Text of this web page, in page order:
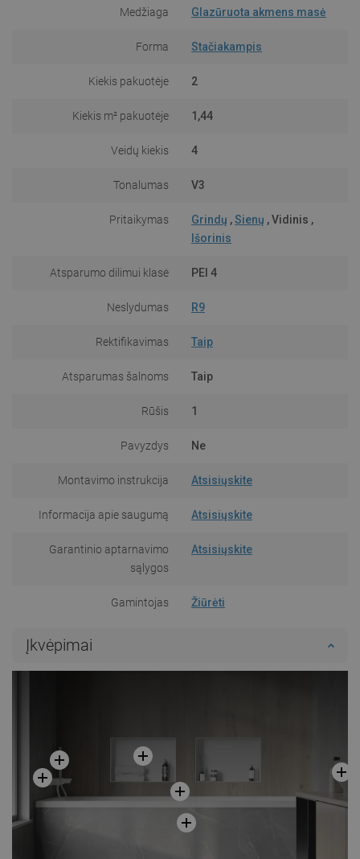
Medžiaga Glazūruota akmens masė
Forma Stačiakampis
Kiekis pakuotėje 2
Kiekis m² pakuotėje 1,44
Veidų kiekis 4
Tonalumas V3
Pritaikymas Grindų ,Sienų , Vidinis ,
Išorinis
Atsparumo dilimui klasė PEI 4
Neslydumas R9
Rektifikavimas Taip
Atsparumas šalnoms Taip
Rūšis 1
Pavyzdys Ne
Montavimo instrukcija Atsisiųskite
Informacija apie saugumą Atsisiųskite
Garantinio aptarnavimo
sąlygos
Atsisiųskite
Gamintojas Žiūrėti
Įkvėpimai